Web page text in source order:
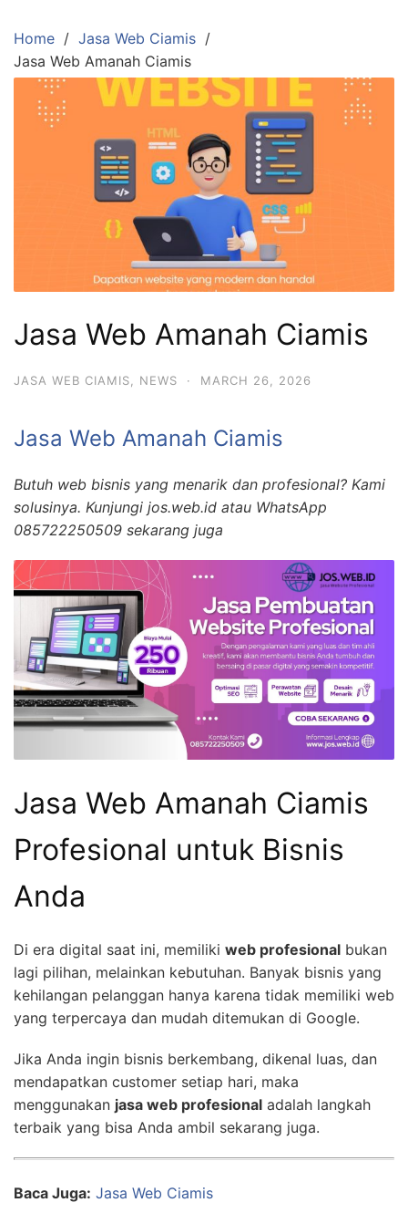
content
Home
Jasa Web Ciamis
Jasa Web Amanah Ciamis
Jasa Web Amanah Ciamis
JASA WEB CIAMIS NEWS · MARCH 26, 2026
Jasa Web Amanah Ciamis
Butuh web bisnis yang menarik dan profesional? Kami
solusinya. Kunjungi jos.web.id atau WhatsApp
085722250509 sekarang juga
Jasa Web Amanah Ciamis
Profesional untuk Bisnis
Anda
Di era digital saat ini, memiliki web profesional bukan
lagi pilihan, melainkan kebutuhan. Banyak bisnis yang
kehilangan pelanggan hanya karena tidak memiliki web
yang terpercaya dan mudah ditemukan di Google.
Jika Anda ingin bisnis berkembang, dikenal luas, dan
mendapatkan customer setiap hari, maka
menggunakan jasa web profesional adalah langkah
terbaik yang bisa Anda ambil sekarang juga.
Baca Juga: Jasa Web Ciamis